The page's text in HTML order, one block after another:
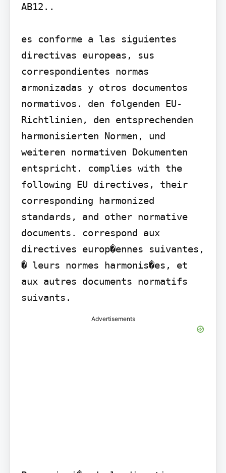
AB12..
es conforme a las siguientes
directivas europeas, sus
correspondientes normas
armonizadas y otros documentos
normativos. den folgenden EU-
Richtlinien, den entsprechenden
harmonisierten Normen, und
weiteren normativen Dokumenten
entspricht. complies with the
following EU directives, their
corresponding harmonized
standards, and other normative
documents. correspond aux
directives europ�ennes suivantes,
� leurs normes harmonis�es, et
aux autres documents normatifs
suivants.
Advertisements